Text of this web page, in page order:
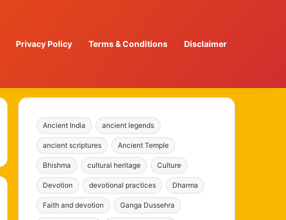
Privacy Policy Terms & Conditions Disclaimer
Ancient India ancient legends
ancient scriptures Ancient Temple
Bhishma cultural heritage Culture
Devotion devotional practices Dharma
Faith and devotion Ganga Dussehra